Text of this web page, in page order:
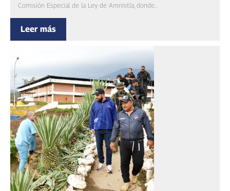
Comisión Especial de la Ley de Amnistía, donde...
Leer más